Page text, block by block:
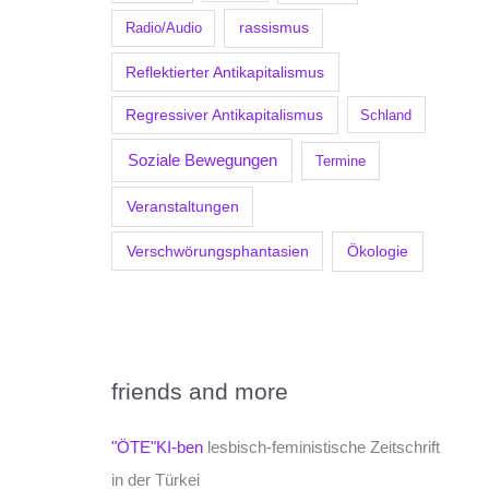
Radio/Audio rassismus
Reflektierter Antikapitalismus
Regressiver Antikapitalismus Schland
Soziale Bewegungen Termine
Veranstaltungen
Verschwörungsphantasien Ökologie
friends and more
"ÖTE"KI-ben lesbisch-feministische Zeitschrift
in der Türkei